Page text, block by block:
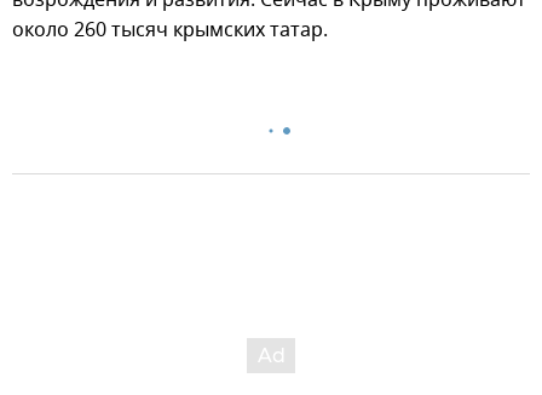
около 260 тысяч крымских татар.